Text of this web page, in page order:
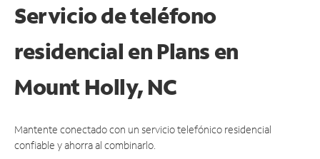
Servicio de teléfono
residencial en Plans en
Mount Holly, NC
Mantente conectado con un servicio telefónico residencial
confiable y ahorra al combinarlo.